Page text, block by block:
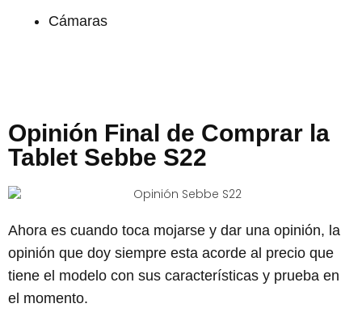
Cámaras
Opinión Final de Comprar la
Tablet Sebbe S22
Ahora es cuando toca mojarse y dar una opinión, la
opinión que doy siempre esta acorde al precio que
tiene el modelo con sus características y prueba en
el momento.